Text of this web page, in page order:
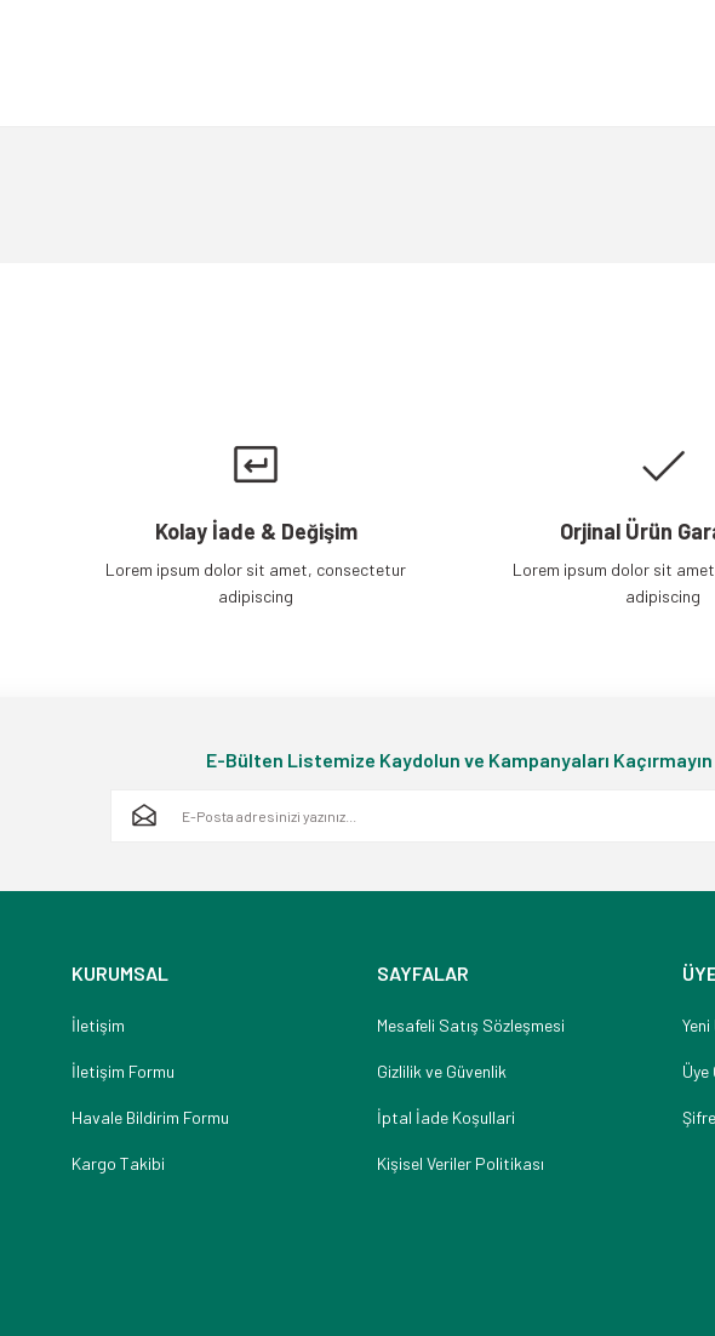
Kolay İade & Değişim
Lorem ipsum dolor sit amet, consectetur
adipiscing
Orjinal Ürün
Lorem ipsum dolor sit
adipiscing
E-Bülten Listemize Kaydolun ve Kampanyaları Kaçırmayın
KURUMSAL
İletişim
İletişim Formu
Havale Bildirim Formu
Kargo Takibi
SAYFALAR
Mesafeli Satış Sözleşmesi
Gizlilik ve Güvenlik
İptal İade Koşullari
Kişisel Veriler Politikası
Üye